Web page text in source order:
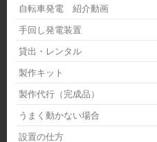
自転車発電 紹介動画
手回し発電装置
貸出・レンタル
製作キット
製作代行（完成品）
うまく動かない場合
設置の仕方